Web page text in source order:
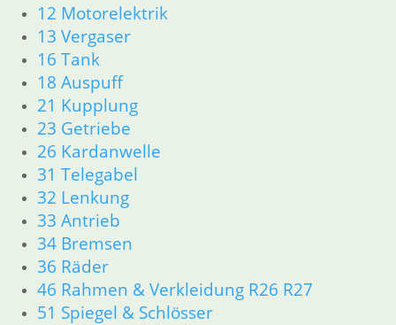
12 Motorelektrik
13 Vergaser
16 Tank
18 Auspuff
21 Kupplung
23 Getriebe
26 Kardanwelle
31 Telegabel
32 Lenkung
33 Antrieb
34 Bremsen
36 Räder
46 Rahmen & Verkleidung R26 R27
51 Spiegel & Schlösser
Gaszug für Hochlenker
23,50€
Artikelnummer: 1236614
inkl. MwSt.
zzgl.Versandkosten
In den Warenkorb
Schalter Aufnahme
Artikelnummer: 1230878
Weiterlesen
Griffgummi rechts
8,95€